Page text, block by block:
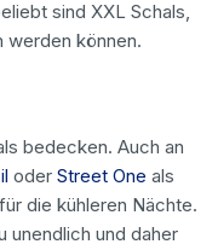
sind XXL Schals,
werden können.
bedecken. Auch an
oder Street One als
die kühleren Nächte.
unendlich und daher